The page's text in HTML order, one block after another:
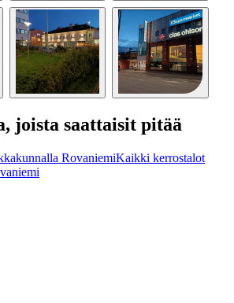
joista saattaisit pitää
RovaniemiKaikki kerrostalot